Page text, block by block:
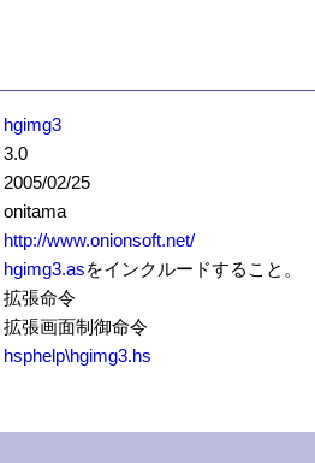
hgimg3
3.0
2005/02/25
onitama
http://www.onionsoft.net/
hgimg3.asをインクルードすること。
拡張命令
拡張画面制御命令
hsphelp\hgimg3.hs